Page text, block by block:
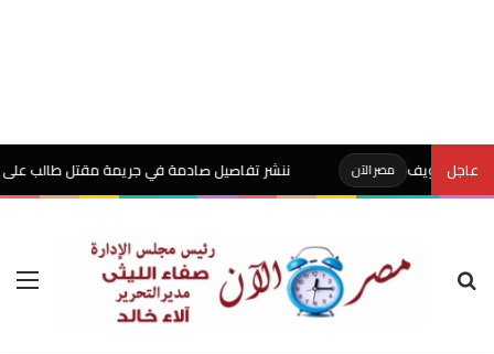
عاجل مصر الآن ننشر تفاصيل صادمة في جريمة مقتل طالب على يد
بحث عن